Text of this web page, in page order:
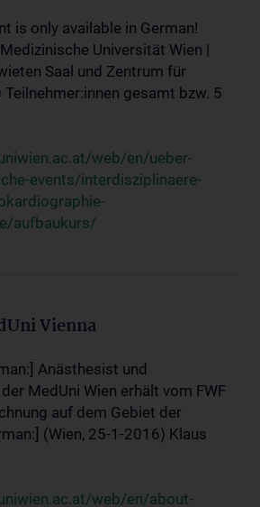
is only available in German!
Universität Wien |
Saal und Zentrum für
gesamt bzw. 5
web/en/ueber-
events/interdisziplinaere-
aufbaukurs/
Vienna
Anästhesist und
MedUni Wien erhält vom FWF
auf dem Gebiet der
(Wien, 25-1-2016) Klaus
web/en/about-